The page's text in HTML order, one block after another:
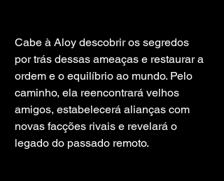
Cabe à Aloy descobrir os segredos
por trás dessas ameaças e restaurar a
ordem e o equilíbrio ao mundo. Pelo
caminho, ela reencontrará velhos
amigos, estabelecerá alianças com
novas facções rivais e revelará o
legado do passado remoto.